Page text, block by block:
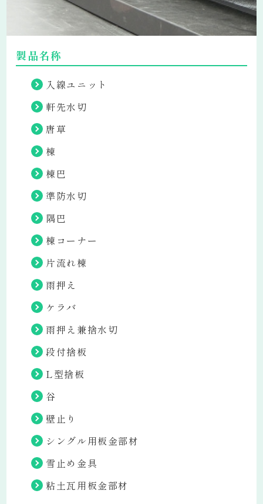
製品名称
入線ユニット
軒先水切
唐草
棟
棟巴
準防水切
隅巴
棟コーナー
片流れ棟
雨押え
ケラバ
雨押え兼捨水切
段付捨板
L型捨板
谷
壁止り
シングル用板金部材
雪止め金具
粘土瓦用板金部材